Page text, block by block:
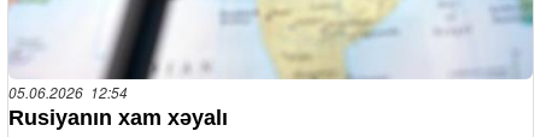
05.06.2026 12:54
Rusiyanın xam xəyalı